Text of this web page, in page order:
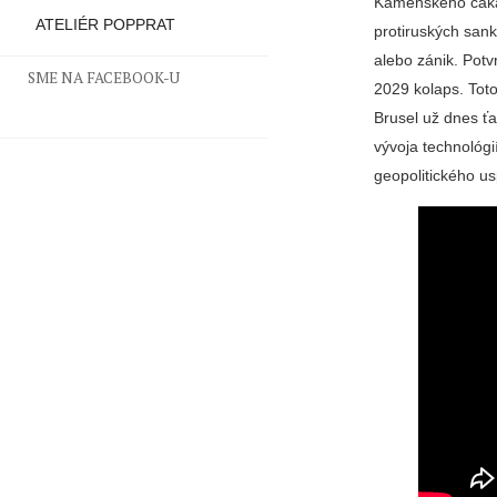
ATELIÉR POPPRAT
SME NA FACEBOOK-U
protiruských
alebo zánik.
2029 kolaps.
Brusel už dnes
vývoja
geopolitického